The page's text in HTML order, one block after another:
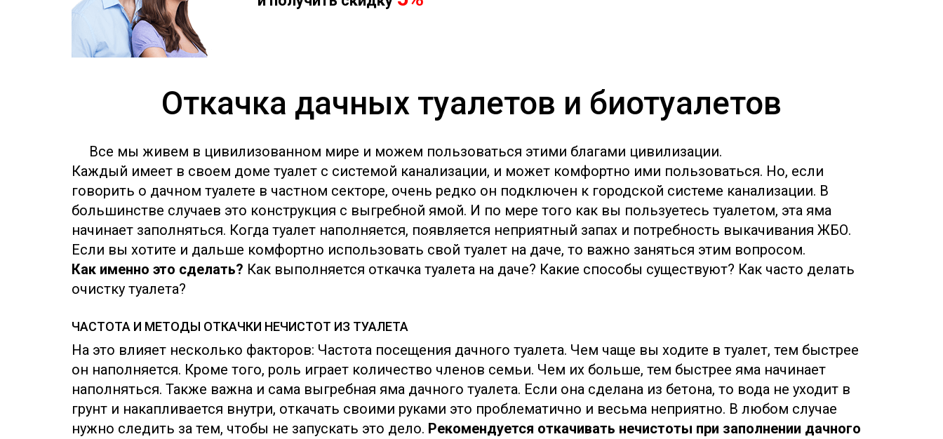
Откачка дачных туалетов и биотуалетов
Все мы живем в цивилизованном мире и можем пользоваться этими благами цивилизации.
Каждый имеет в своем доме туалет с системой канализации, и может комфортно ими пользоваться. Но, если
говорить о дачном туалете в частном секторе, очень редко он подключен к городской системе канализации. В
большинстве случаев это конструкция с выгребной ямой. И по мере того как вы пользуетесь туалетом, эта яма
начинает заполняться. Когда туалет наполняется, появляется неприятный запах и потребность выкачивания ЖБО.
Если вы хотите и дальше комфортно использовать свой туалет на даче, то важно заняться этим вопросом.
Как именно это сделать? Как выполняется откачка туалета на даче? Какие способы существуют? Как часто делать
очистку туалета?
ЧАСТОТА И МЕТОДЫ ОТКАЧКИ НЕЧИСТОТ ИЗ ТУАЛЕТА
На это влияет несколько факторов: Частота посещения дачного туалета. Чем чаще вы ходите в туалет, тем быстрее
он наполняется. Кроме того, роль играет количество членов семьи. Чем их больше, тем быстрее яма начинает
наполняться. Также важна и сама выгребная яма дачного туалета. Если она сделана из бетона, то вода не уходит в
грунт и накапливается внутри, откачать своими руками это проблематично и весьма неприятно. В любом случае
нужно следить за тем, чтобы не запускать это дело. Рекомендуется откачивать нечистоты при заполнении дачного